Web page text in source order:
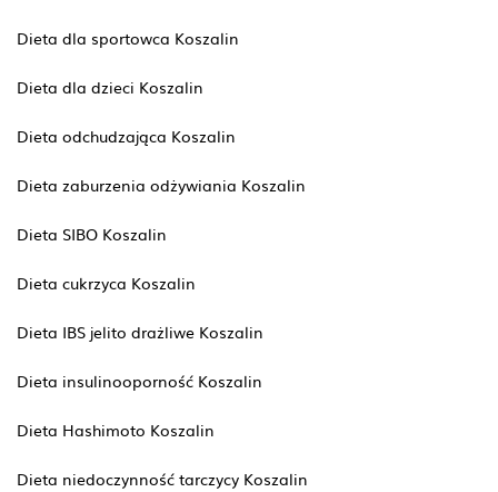
Dieta dla sportowca Koszalin
Dieta dla dzieci Koszalin
Dieta odchudzająca Koszalin
Dieta zaburzenia odżywiania Koszalin
Dieta SIBO Koszalin
Dieta cukrzyca Koszalin
Dieta IBS jelito drażliwe Koszalin
Dieta insulinooporność Koszalin
Dieta Hashimoto Koszalin
Dieta niedoczynność tarczycy Koszalin